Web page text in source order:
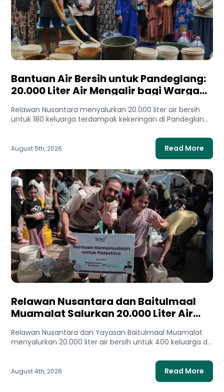
Bantuan Air Bersih untuk Pandeglang:
20.000 Liter Air Mengalir bagi Warga
Relawan Nusantara menyalurkan 20.000 liter air bersih
untuk 180 keluarga terdampak kekeringan di Pandeglang,
August 5th, 2026 Read More
Relawan Nusantara dan Baitulmaal
Muamalat Salurkan 20.000 Liter Air
Relawan Nusantara dan Yayasan Baitulmaal Muamalat
menyalurkan 20.000 liter air bersih untuk 400 keluarga di
August 4th, 2026 Read More